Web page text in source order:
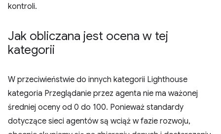
kontroli.
Jak obliczana jest ocena w tej
kategorii
W przeciwieństwie do innych kategorii Lighthouse
kategoria Przeglądanie przez agenta nie ma ważonej
średniej oceny od 0 do 100. Ponieważ standardy
dotyczące sieci agentów są wciąż w fazie rozwoju,